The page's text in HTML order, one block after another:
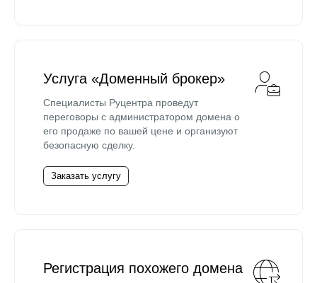
Услуга «Доменный брокер»
Специалисты Руцентра проведут
переговоры с администратором домена о
его продаже по вашей цене и организуют
безопасную сделку.
Заказать услугу
Регистрация похожего домена